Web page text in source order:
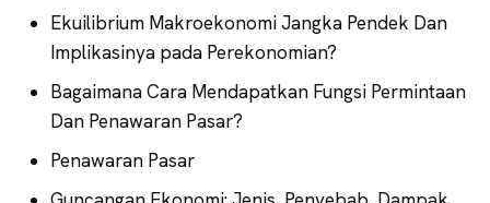
Ekuilibrium Makroekonomi Jangka Pendek Dan
Implikasinya pada Perekonomian?
Bagaimana Cara Mendapatkan Fungsi Permintaan
Dan Penawaran Pasar?
Penawaran Pasar